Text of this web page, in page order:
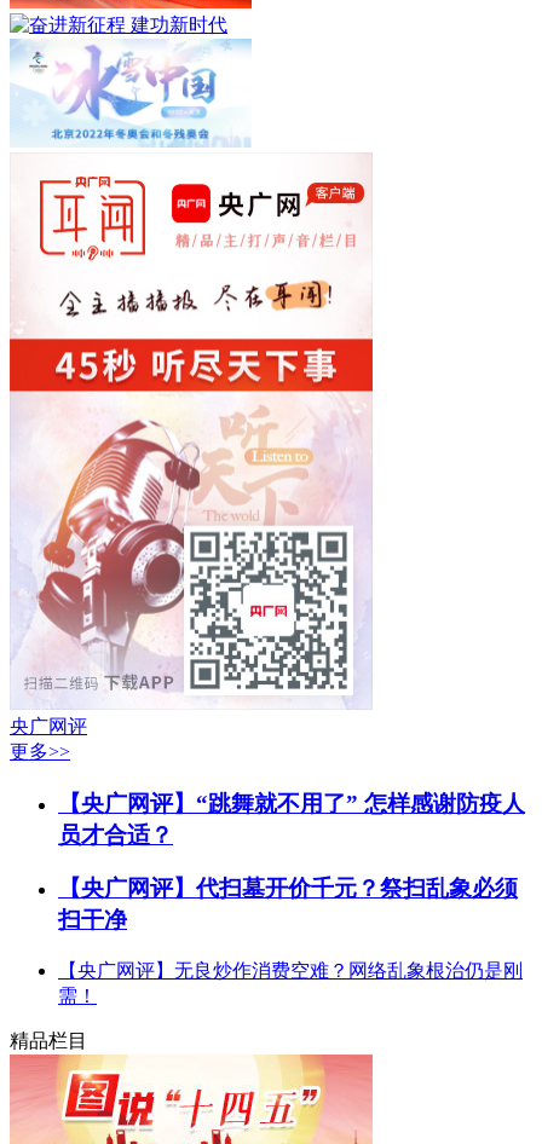
央广网评
更多>>
【央广网评】“跳舞就不用了” 怎样感谢防疫人
员才合适？
【央广网评】代扫墓开价千元？祭扫乱象必须
扫干净
【央广网评】无良炒作消费空难？网络乱象根治仍是刚
需！
精品栏目